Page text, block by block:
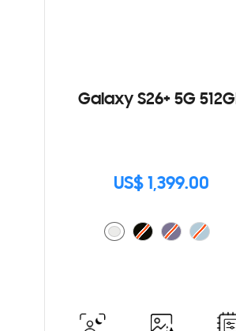
Galaxy S26+ 5G
US$ 1,399.00